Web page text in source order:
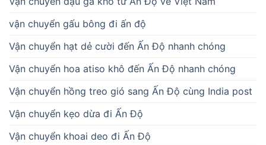
vận chuyển gấu bông đi ấn độ
Vận chuyển hạt dẻ cười đến Ấn Độ nhanh chóng
Vận chuyển hoa atiso khô đến Ấn Độ nhanh chóng
Vận chuyển hồng treo gió sang Ấn Độ cùng India post
Vận chuyển kẹo dừa đi Ấn Độ
Vận chuyển khoai deo đi Ấn Độ